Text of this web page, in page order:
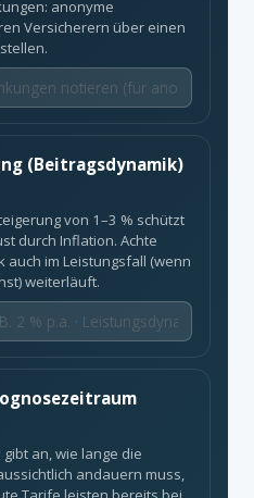
anonyme
Versicherern über einen
(Beitragsdynamik)
von 1–3 % schützt
durch Inflation. Achte
auch im Leistungsfall (wenn
weiterläuft.
an, wie lange die
andauern muss,